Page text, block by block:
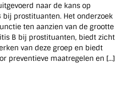
naar de kans op
prostituanten. Het onderzoek
ten aanzien van de grootte
B bij prostituanten, biedt zicht
van deze groep en biedt
preventieve maatregelen en [...]